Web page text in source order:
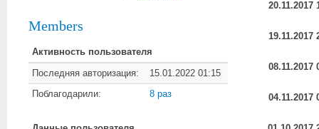
Members
Активность пользователя
Последняя авторизация:
15.01.2022 01:15
Поблагодарили:
8 раз
20.11.2017
19.11.2017
08.11.2017
04.11.2017